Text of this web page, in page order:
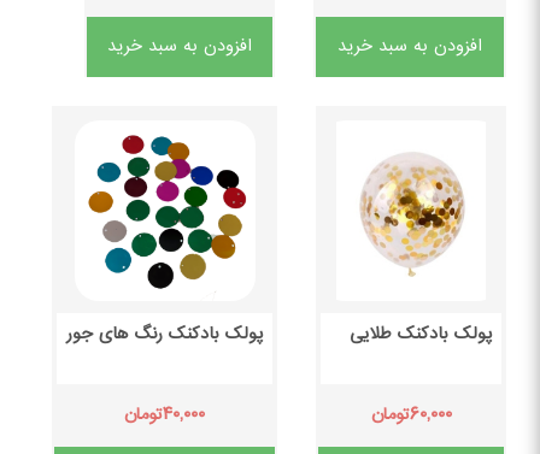
افزودن به سبد خرید افزودن به سبد خرید
پولک بادکنک طلایی
۶۰,۰۰۰تومان
پولک بادکنک رنگ های جور
۴۰,۰۰۰تومان